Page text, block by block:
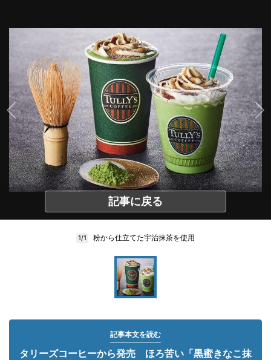
記事に戻る
1/1 粉から仕立てた宇治抹茶を使用
記事本文を読む
タリーズコーヒーから発売 ほろ苦い「黒蜜きなこ抹